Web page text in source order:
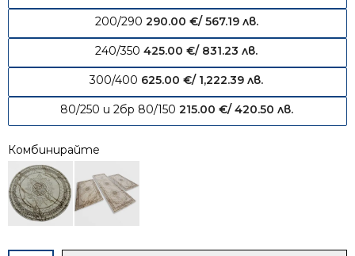
200/290 290.00 €/ 567.19 лв.
240/350 425.00 €/ 831.23 лв.
300/400 625.00 €/ 1,222.39 лв.
80/250 и 2бр 80/150 215.00 €/ 420.50 лв.
Комбинирайте